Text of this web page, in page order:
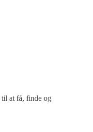
at få, finde og